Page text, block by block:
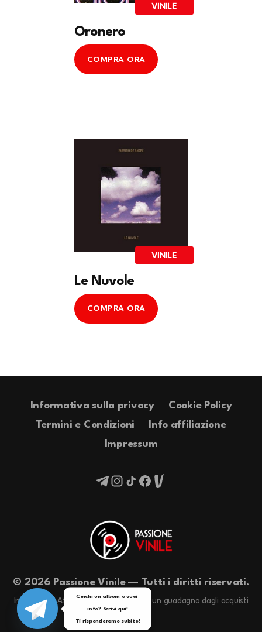
VINILE
Oronero
COMPRA ORA
VINILE
Le Nuvole
COMPRA ORA
Informativa sulla privacy
Cookie Policy
Termini e Condizioni
Info affiliazione
Impressum
© 2026 Passione Vinile — Tutti i diritti riservati.
In qualità di Affiliati Amazon riceviamo un guadagno dagli acquisti
idonei.
Cerchi un album o vuoi
info? Scrivi qui!
Ti risponderemo subito!